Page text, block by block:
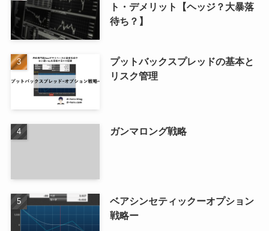
ト・デメリット【ヘッジ？大暴落
待ち？】
プットバックスプレッドの基本と
リスク管理
ガンマロング戦略
ベアシンセティックーオプション
戦略ー